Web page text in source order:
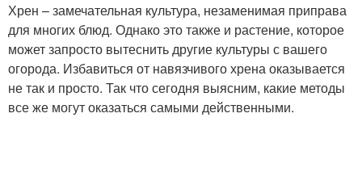
Хрен – замечательная культура, незаменимая приправа
для многих блюд. Однако это также и растение, которое
может запросто вытеснить другие культуры с вашего
огорода. Избавиться от навязчивого хрена оказывается
не так и просто. Так что сегодня выясним, какие методы
все же могут оказаться самыми действенными.